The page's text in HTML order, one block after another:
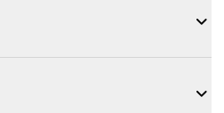

